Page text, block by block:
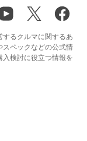
るクルマに関するあ
スペックなどの公式情
検討に役立つ情報を